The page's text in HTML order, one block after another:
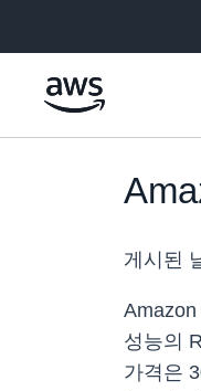
게시된
성능의
가격은